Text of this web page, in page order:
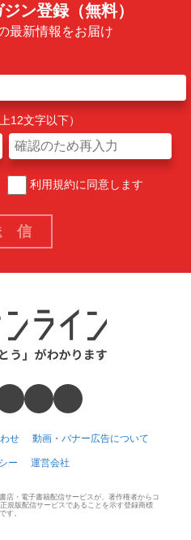
ン登録（無料）
最新情報をお届け
12文字以下）
利用規約に同意します
せ 動画・バナー広告について
ー 運営会社
店・電子書籍配信サービスが、著作権者からコ
規版配信サービスであることを示す登録商標
す。